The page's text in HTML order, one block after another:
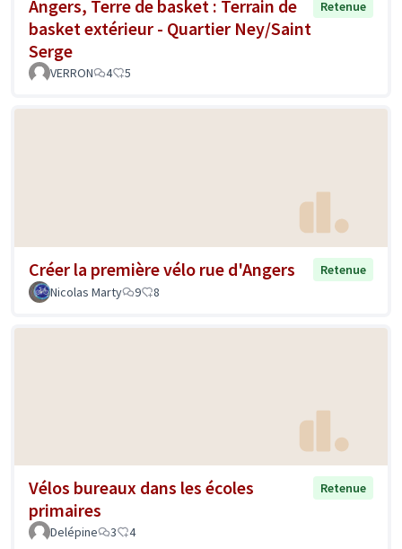
Angers, Terre de basket : Terrain de
basket extérieur - Quartier Ney/Saint
Serge
Retenue
VERRON 4 5
Créer la première vélo rue d'Angers
Retenue
Nicolas Marty
9 8
Vélos bureaux dans les écoles
primaires
Retenue
Delépine 3 4